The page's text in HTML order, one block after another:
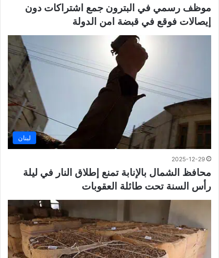
موظف رسمي في البترون جمع اشتراكات دون
إيصالات فوقع في قبضة امن الدولة
لبنان
2025-12-29
محافظ الشمال بالإنابة تمنع إطلاق النار في ليلة
رأس السنة تحت طائلة العقوبات